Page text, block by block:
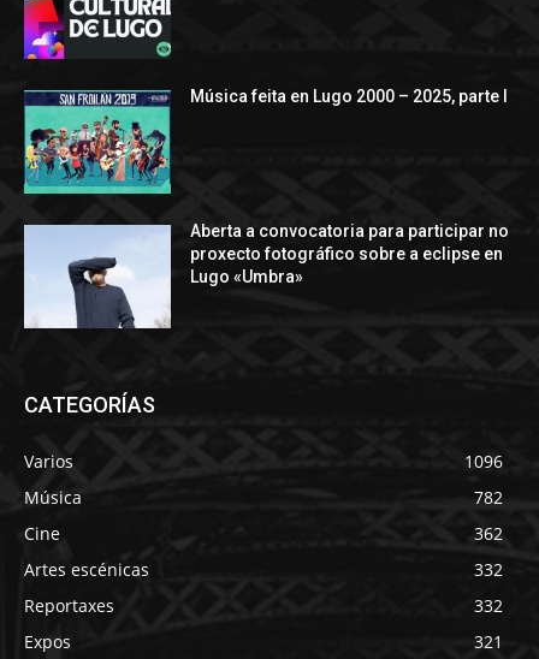
Música feita en Lugo 2000 – 2025, parte I
Aberta a convocatoria para participar no
proxecto fotográfico sobre a eclipse en
Lugo «Umbra»
CATEGORÍAS
Varios
1096
Música
782
Cine
362
Artes escénicas
332
Reportaxes
332
Expos
321